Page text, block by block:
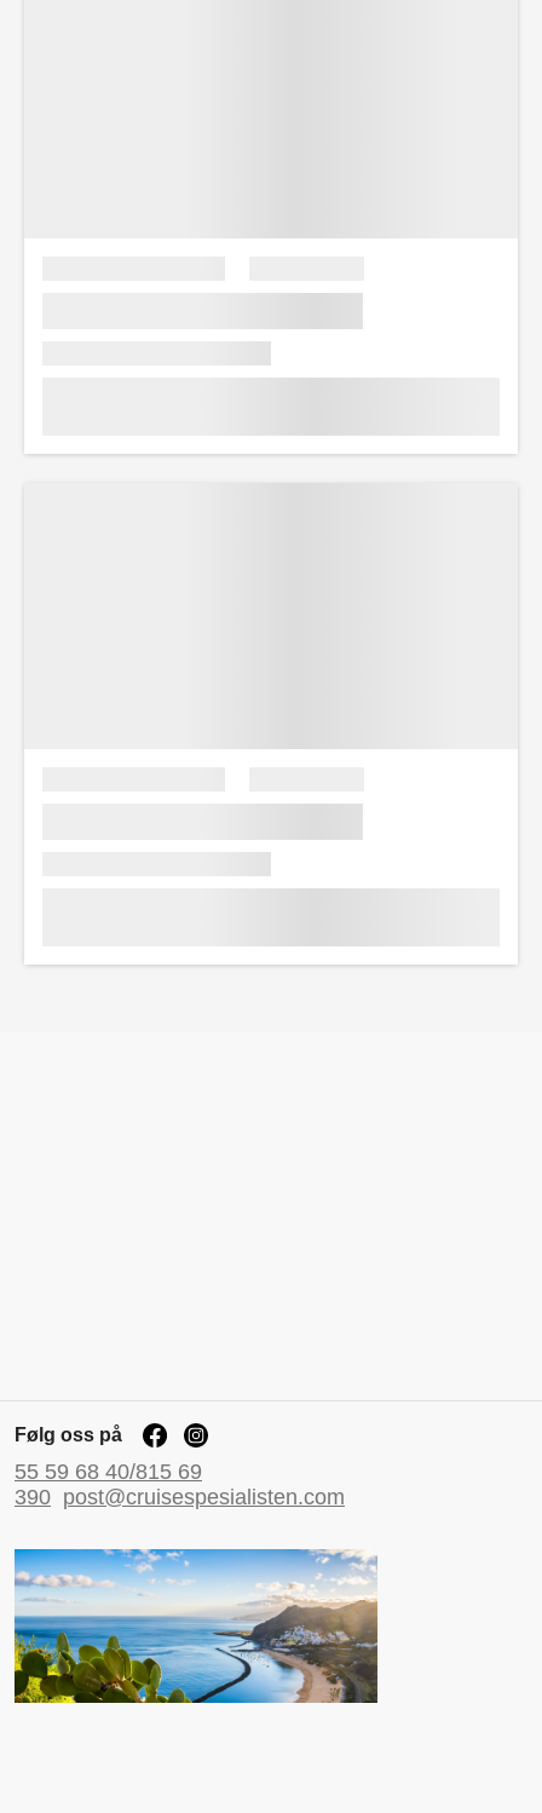
Følg oss på
55 59 68 40/815 69
390 post@cruisespesialisten.com